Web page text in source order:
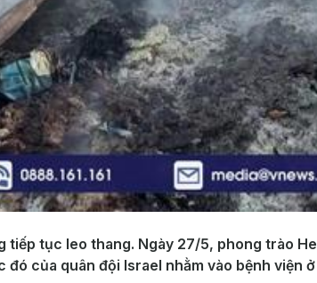
tục leo thang. Ngày 27/5, phong trào
của quân đội Israel nhằm vào bệnh viện